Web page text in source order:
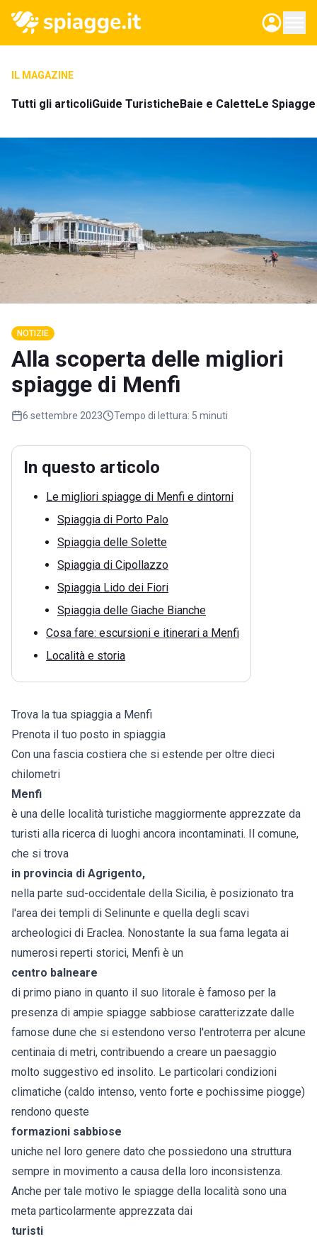
IL MAGAZINE
Tutti gli articoliGuide TuristicheBaie e CaletteLe
NOTIZIE
Alla scoperta delle migliori
spiagge di Menfi
6 settembre 2023 Tempo di lettura: 5 minuti
In questo articolo
Le migliori spiagge di Menfi e dintorni
Spiaggia di Porto Palo
Spiaggia delle Solette
Spiaggia di Cipollazzo
Spiaggia Lido dei Fiori
Spiaggia delle Giache Bianche
Cosa fare: escursioni e itinerari a Menfi
Località e storia
Trova la tua spiaggia a Menfi
Prenota il tuo posto in spiaggia
Con una fascia costiera che si estende per oltre dieci
chilometri
Menfi
è una delle località turistiche maggiormente apprezzate da
turisti alla ricerca di luoghi ancora incontaminati. Il comune,
che si trova
in provincia di Agrigento,
nella parte sud-occidentale della Sicilia, è posizionato tra
l'area dei templi di Selinunte e quella degli scavi
archeologici di Eraclea. Nonostante la sua fama legata ai
numerosi reperti storici, Menfi è un
centro balneare
di primo piano in quanto il suo litorale è famoso per la
presenza di ampie spiagge sabbiose caratterizzate dalle
famose dune che si estendono verso l'entroterra per alcune
centinaia di metri, contribuendo a creare un paesaggio
molto suggestivo ed insolito. Le particolari condizioni
climatiche (caldo intenso, vento forte e pochissime piogge)
rendono queste
formazioni sabbiose
uniche nel loro genere dato che possiedono una struttura
sempre in movimento a causa della loro inconsistenza.
Anche per tale motivo le spiagge della località sono una
meta particolarmente apprezzata dai
turisti